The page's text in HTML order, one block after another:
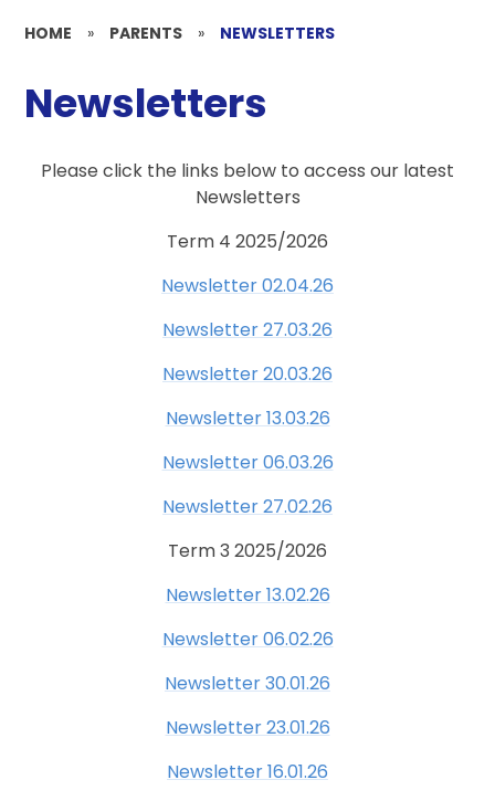
HOME » PARENTS » NEWSLETTERS
Newsletters
Please click the links below to access our latest
Newsletters
Term 4 2025/2026
Newsletter 02.04.26
Newsletter 27.03.26
Newsletter 20.03.26
Newsletter 13.03.26
Newsletter 06.03.26
Newsletter 27.02.26
Term 3 2025/2026
Newsletter 13.02.26
Newsletter 06.02.26
Newsletter 30.01.26
Newsletter 23.01.26
Newsletter 16.01.26